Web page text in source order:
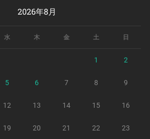
2026年8月
水 木 金 土 日
1 2
5 6 7 8 9
12 13 14 15 16
19 20 21 22 23